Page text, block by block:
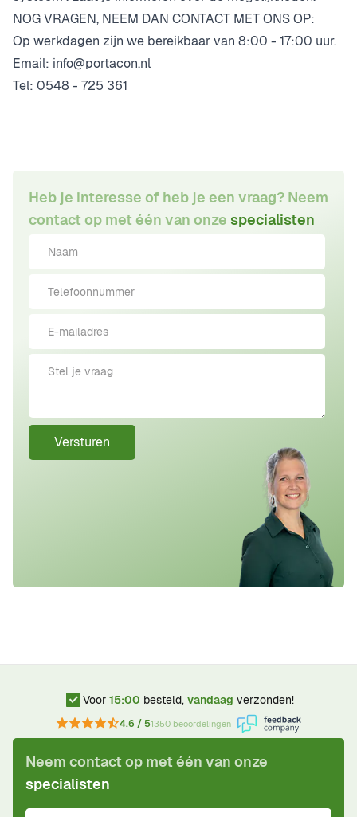
NOG VRAGEN, NEEM DAN CONTACT MET ONS OP:
Op werkdagen zijn we bereikbaar van 8:00 - 17:00 uur.
Email: info@portacon.nl
Tel: 0548 - 725 361
Heb je interesse of heb je een vraag? Neem
contact op met één van onze specialisten
Versturen
Voor 15:00 besteld, vandaag verzonden!
4.6 / 51350 beoordelingen
Neem contact op met één van onze
specialisten